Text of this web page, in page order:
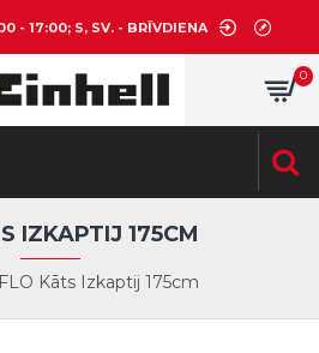
- 17:00; S, SV. - BRĪVDIENA
0
FLO Kāts Izkaptij 175cm
IZKAPTIJ 175CM